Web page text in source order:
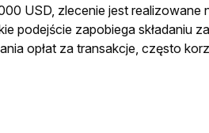
USD, zlecenie jest
podejście zapobiega składaniu
opłat za transakcje, często